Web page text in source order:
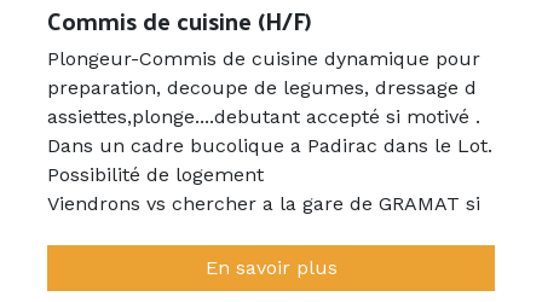
Commis de cuisine (H/F)
Plongeur-Commis de cuisine dynamique pour
preparation, decoupe de legumes, dressage d
assiettes,plonge....debutant accepté si motivé .
Dans un cadre bucolique a Padirac dans le Lot.
Possibilité de logement
Viendrons vs chercher a la gare de GRAMAT si
Equipe agreable et soudée,
En savoir plus